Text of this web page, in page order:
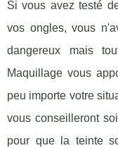
Si vous avez testé
vos ongles, vous
dangereux mais
Maquillage vous
peu importe votre
vous conseilleront
pour que la teinte